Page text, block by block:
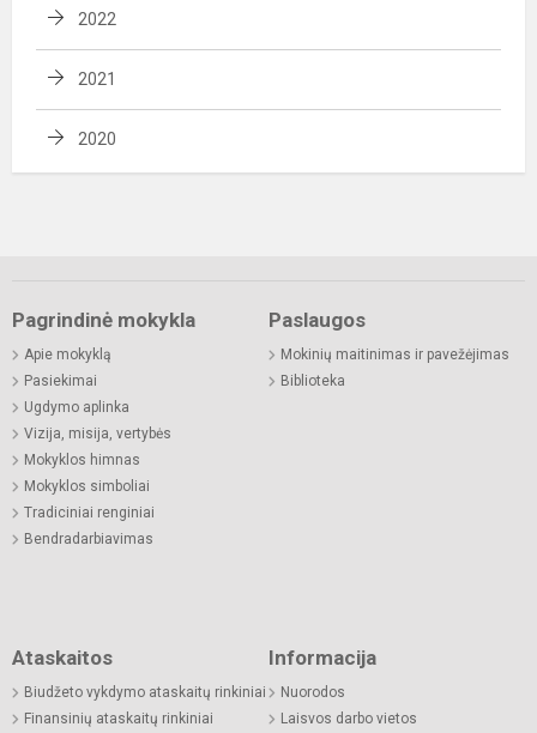
2022
2021
2020
Pagrindinė mokykla
Apie mokyklą
Pasiekimai
Ugdymo aplinka
Vizija, misija, vertybės
Mokyklos himnas
Mokyklos simboliai
Tradiciniai renginiai
Bendradarbiavimas
Paslaugos
Mokinių maitinimas ir pavežėjimas
Biblioteka
Ataskaitos
Biudžeto vykdymo ataskaitų rinkiniai
Finansinių ataskaitų rinkiniai
Informacija
Nuorodos
Laisvos darbo vietos